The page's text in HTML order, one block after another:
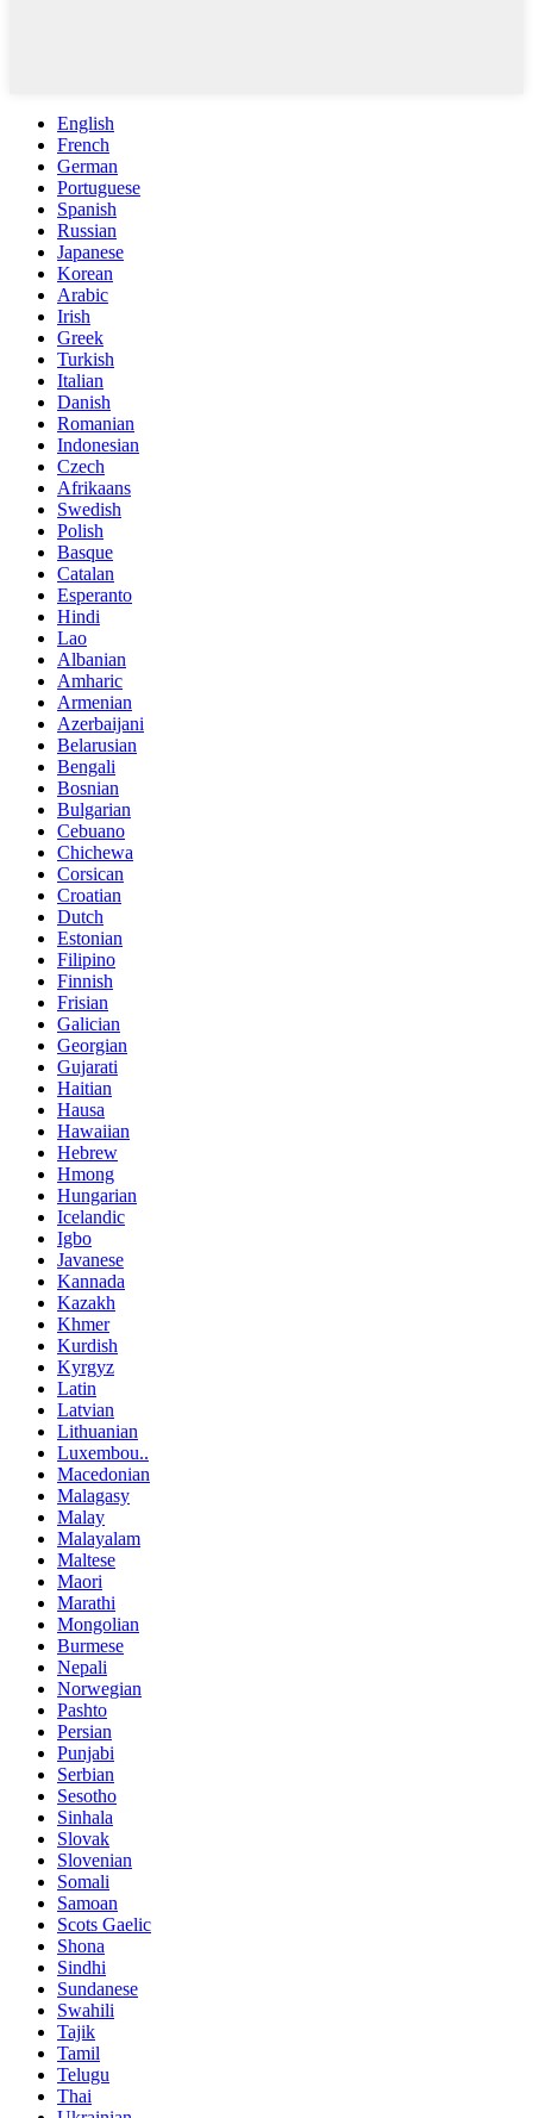
English
French
German
Portuguese
Spanish
Russian
Japanese
Korean
Arabic
Irish
Greek
Turkish
Italian
Danish
Romanian
Indonesian
Czech
Afrikaans
Swedish
Polish
Basque
Catalan
Esperanto
Hindi
Lao
Albanian
Amharic
Armenian
Azerbaijani
Belarusian
Bengali
Bosnian
Bulgarian
Cebuano
Chichewa
Corsican
Croatian
Dutch
Estonian
Filipino
Finnish
Frisian
Galician
Georgian
Gujarati
Haitian
Hausa
Hawaiian
Hebrew
Hmong
Hungarian
Icelandic
Igbo
Javanese
Kannada
Kazakh
Khmer
Kurdish
Kyrgyz
Latin
Latvian
Lithuanian
Luxembou..
Macedonian
Malagasy
Malay
Malayalam
Maltese
Maori
Marathi
Mongolian
Burmese
Nepali
Norwegian
Pashto
Persian
Punjabi
Serbian
Sesotho
Sinhala
Slovak
Slovenian
Somali
Samoan
Scots Gaelic
Shona
Sindhi
Sundanese
Swahili
Tajik
Tamil
Telugu
Thai